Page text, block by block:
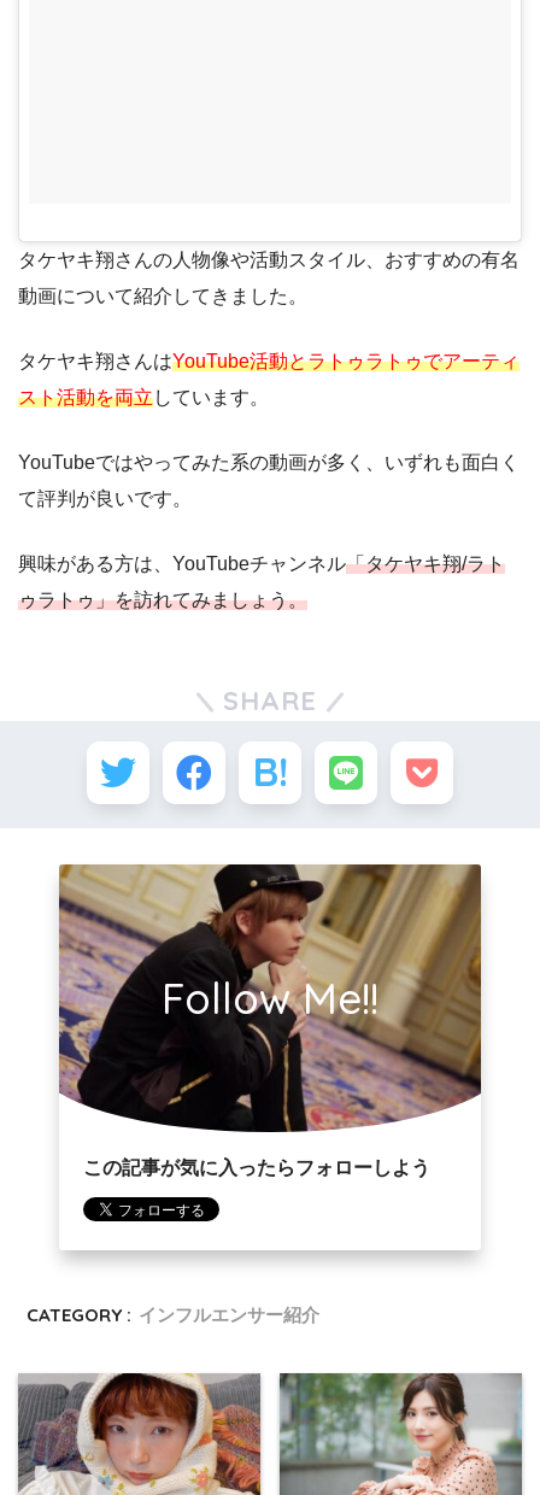
タケヤキ翔さんの人物像や活動スタイル、おすすめの有名
動画について紹介してきました。
タケヤキ翔さんはYouTube活動とラトゥラトゥでアーティ
スト活動を両立しています。
YouTubeではやってみた系の動画が多く、いずれも面白く
て評判が良いです。
興味がある方は、YouTubeチャンネル「タケヤキ翔/ラト
ゥラトゥ」を訪れてみましょう。
SHARE
Follow Me!!
この記事が気に入ったらフォローしよう
CATEGORY : インフルエンサー紹介